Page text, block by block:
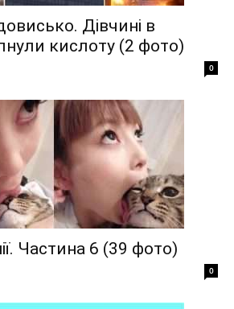
Дівчині в
кислоту (2 фото)
0
Частина 6 (39 фото)
0